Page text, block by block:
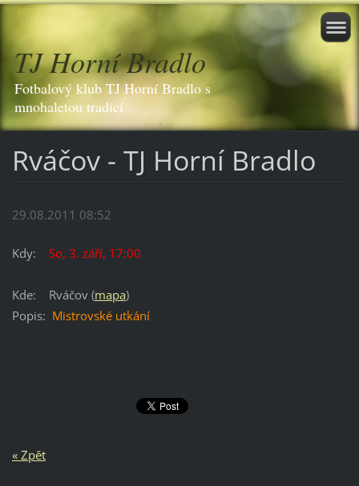
TJ Horní Bradlo
Fotbalový klub TJ Horní Bradlo s
mnohaletou tradicí
Rváčov - TJ Horní Bradlo
29.08.2011 08:52
Kdy: So, 3. září, 17:00
Kde: Rváčov (mapa)
Popis: Mistrovské utkání
« Zpět